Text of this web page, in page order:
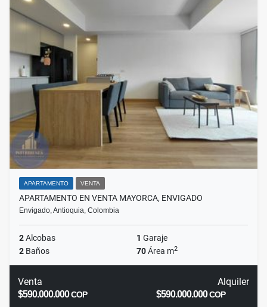
APARTAMENTO VENTA
APARTAMENTO EN VENTA MAYORCA, ENVIGADO
Envigado, Antioquia, Colombia
2Alcobas 1 Garaje
2 Baños 70Área m2
Venta
$590.000.000COP
Alquiler
$590.000.000COP